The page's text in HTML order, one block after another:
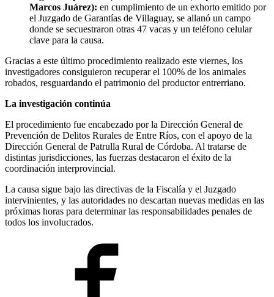
Marcos Juárez): en cumplimiento de un exhorto emitido por
el Juzgado de Garantías de Villaguay, se allanó un campo
donde se secuestraron otras 47 vacas y un teléfono celular
clave para la causa.
Gracias a este último procedimiento realizado este viernes, los
investigadores consiguieron recuperar el 100% de los animales
robados, resguardando el patrimonio del productor entrerriano.
La investigación continúa
El procedimiento fue encabezado por la Dirección General de
Prevención de Delitos Rurales de Entre Ríos, con el apoyo de la
Dirección General de Patrulla Rural de Córdoba. Al tratarse de
distintas jurisdicciones, las fuerzas destacaron el éxito de la
coordinación interprovincial.
La causa sigue bajo las directivas de la Fiscalía y el Juzgado
intervinientes, y las autoridades no descartan nuevas medidas en las
próximas horas para determinar las responsabilidades penales de
todos los involucrados.